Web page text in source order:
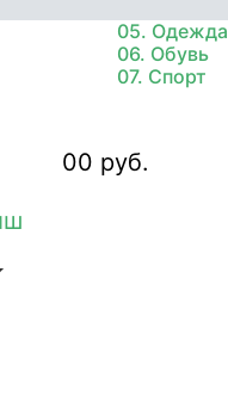
05. Одежда
06. Обувь
07. Спорт
00 руб.